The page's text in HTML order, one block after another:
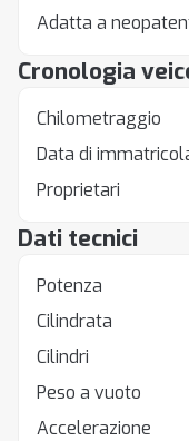
Adatta a
Cronologia
Chilometraggio
Data di
Proprietari
Dati tecnici
Potenza
Cilindrata
Cilindri
Peso a vuoto
Accelerazione